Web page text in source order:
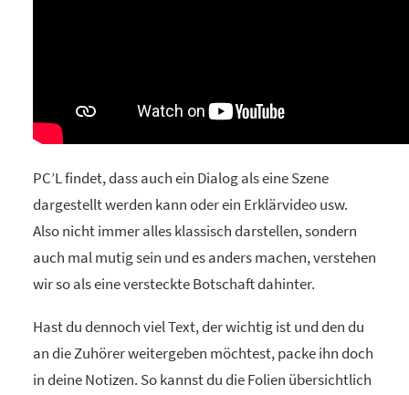
PC’L findet, dass auch ein Dialog als eine Szene
dargestellt werden kann oder ein Erklärvideo usw.
Also nicht immer alles klassisch darstellen, sondern
auch mal mutig sein und es anders machen, verstehen
wir so als eine versteckte Botschaft dahinter.
Hast du dennoch viel Text, der wichtig ist und den du
an die Zuhörer weitergeben möchtest, packe ihn doch
in deine Notizen. So kannst du die Folien übersichtlich